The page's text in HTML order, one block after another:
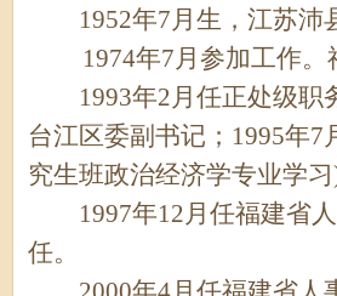
1952年7月生，江苏沛
1974年7月参加工作。
1993年2月任正处级职务
台江区委副书记；1995年
究生班政治经济学专业学习)
1997年12月任福建省人
任。